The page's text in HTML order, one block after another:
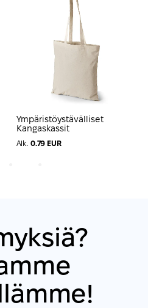
Ympäristöystävälliset
Kangaskassit
Alk. 0.79 EUR